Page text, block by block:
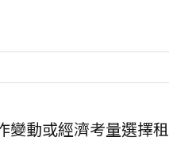
變動或經濟考量選擇租